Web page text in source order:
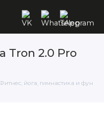
Tron 2.0 Pro
Фитнес, йога, гимнастика и